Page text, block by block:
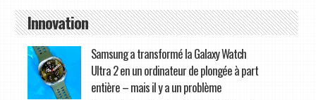
Innovation
Samsung a transformé la Galaxy Watch
Ultra 2 en un ordinateur de plongée à part
entière – mais il y a un problème